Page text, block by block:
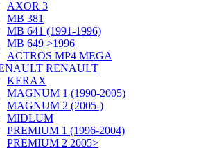
AXOR 3
MB 381
MB 641 (1991-1996)
MB 649 >1996
ACTROS MP4 MEGA
RENAULT
KERAX
MAGNUM 1 (1990-2005)
MAGNUM 2 (2005-)
MIDLUM
PREMIUM 1 (1996-2004)
PREMIUM 2 2005>